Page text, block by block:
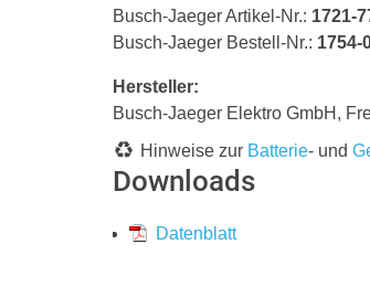
Busch-Jaeger Artikel-Nr.: 1721-
Busch-Jaeger Bestell-Nr.: 1754-
Hersteller:
Busch-Jaeger Elektro GmbH,
Hinweise zur Batterie- und
Downloads
Datenblatt